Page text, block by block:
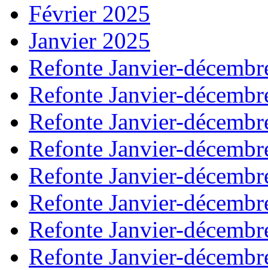
Février 2025
Janvier 2025
Refonte Janvier-
Refonte Janvier-
Refonte Janvier-
Refonte Janvier-
Refonte Janvier-
Refonte Janvier-
Refonte Janvier-
Refonte Janvier-